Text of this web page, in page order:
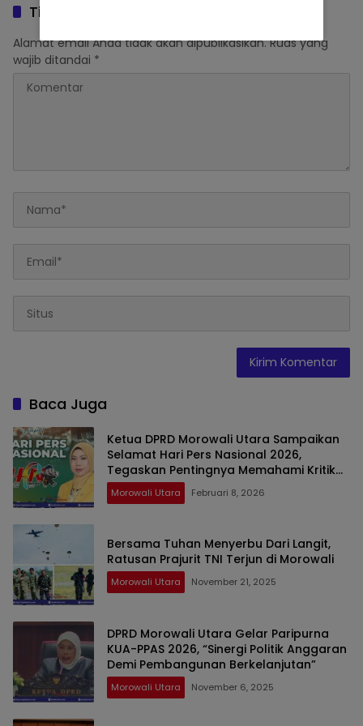
Tinggalkan Balasan
Alamat email Anda tidak akan dipublikasikan. Ruas yang
wajib ditandai *
Baca Juga
Ketua DPRD Morowali Utara Sampaikan
Selamat Hari Pers Nasional 2026,
Tegaskan Pentingnya Memahami Kritik
Wartawan
Morowali Utara Februari 8, 2026
Bersama Tuhan Menyerbu Dari Langit,
Ratusan Prajurit TNI Terjun di Morowali
Morowali Utara November 21, 2025
DPRD Morowali Utara Gelar Paripurna
KUA-PPAS 2026, “Sinergi Politik Anggaran
Demi Pembangunan Berkelanjutan”
Morowali Utara November 6, 2025